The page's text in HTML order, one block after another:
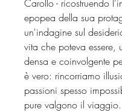
Carollo - ricostruendo
epopea della sua
un'indagine sul
vita che poteva essere,
densa e coinvolgente
è vero: rincorriamo
passioni spesso
pure valgono il viaggio.